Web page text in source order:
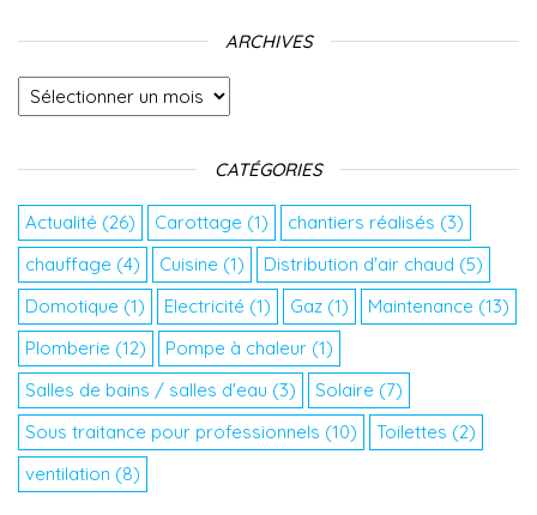
ARCHIVES
Archives
CATÉGORIES
Actualité (26) Carottage (1) chantiers réalisés (3)
chauffage (4) Cuisine (1) Distribution d'air chaud (5)
Domotique (1) Electricité (1) Gaz (1) Maintenance (13)
Plomberie (12) Pompe à chaleur (1)
Salles de bains / salles d'eau (3) Solaire (7)
Sous traitance pour professionnels (10) Toilettes (2)
ventilation (8)